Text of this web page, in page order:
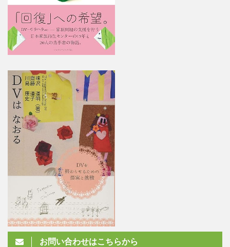
お問い合わせはこちらから